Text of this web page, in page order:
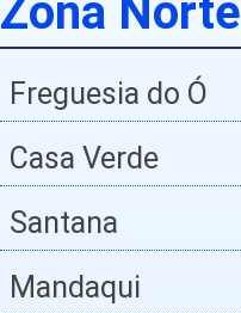
Zona Norte
Freguesia do Ó
Casa Verde
Santana
Mandaqui